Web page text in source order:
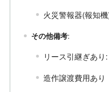
火災警報器(報知
その他備考:
リース引継ぎあり
造作譲渡費用あり